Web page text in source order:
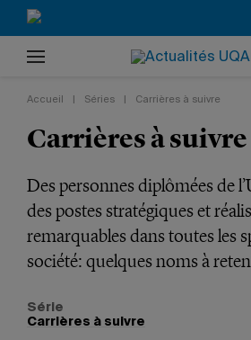
Accueil Séries Carrières à suivre
Carrières à suivre
Des personnes diplômées de
des postes stratégiques et
remarquables dans toutes les
société: quelques noms à
Série
Carrières à suivre